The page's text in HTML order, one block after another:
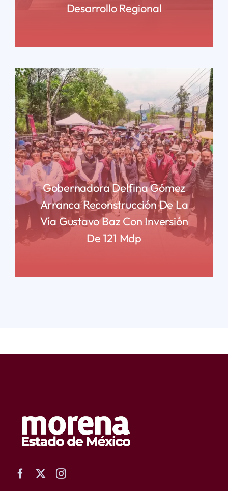
Desarrollo Regional
Gobernadora Delfina Gómez
Arranca Reconstrucción De La
Vía Gustavo Baz Con Inversión
De 121 Mdp